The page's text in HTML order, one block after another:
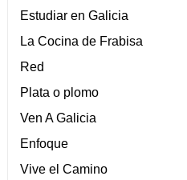
Estudiar en Galicia
La Cocina de Frabisa
Red
Plata o plomo
Ven A Galicia
Enfoque
Vive el Camino